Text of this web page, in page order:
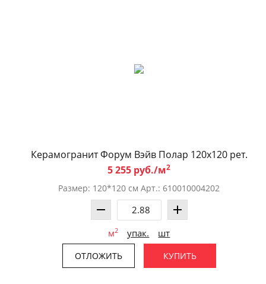
Керамогранит Форум Вэйв Полар 120x120 рет.
5 255 руб./м2
Размер: 120*120 см Арт.: 610010004202
м2 упак. шт
ОТЛОЖИТЬ КУПИТЬ